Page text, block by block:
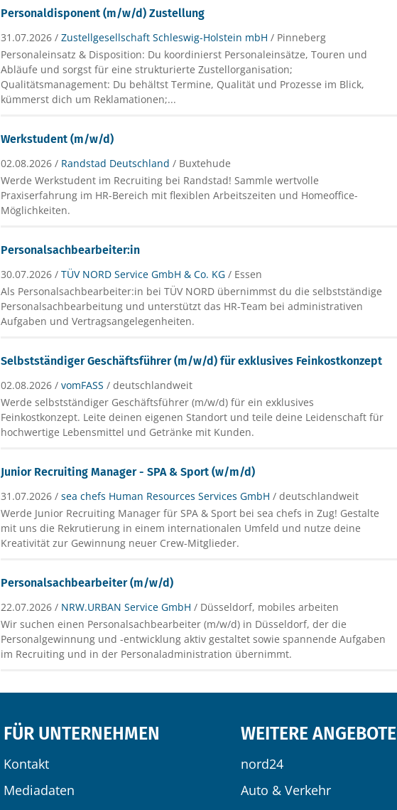
Personaldisponent (m/w/d) Zustellung
31.07.2026 /Zustellgesellschaft Schleswig-Holstein mbH / Pinneberg
Personaleinsatz & Disposition: Du koordinierst Personaleinsätze, Touren und
Abläufe und sorgst für eine strukturierte Zustellorganisation;
Qualitätsmanagement: Du behältst Termine, Qualität und Prozesse im Blick,
kümmerst dich um Reklamationen;...
Werkstudent (m/w/d)
02.08.2026 / Randstad Deutschland / Buxtehude
Werde Werkstudent im Recruiting bei Randstad! Sammle wertvolle
Praxiserfahrung im HR-Bereich mit flexiblen Arbeitszeiten und Homeoffice-
Möglichkeiten.
Personalsachbearbeiter:in
30.07.2026 /TÜV NORD Service GmbH & Co. KG / Essen
Als Personalsachbearbeiter:in bei TÜV NORD übernimmst du die selbstständige
Personalsachbearbeitung und unterstützt das HR-Team bei administrativen
Aufgaben und Vertragsangelegenheiten.
Selbstständiger Geschäftsführer (m/w/d) für exklusives Feinkostkonzept
02.08.2026 /vomFASS / deutschlandweit
Werde selbstständiger Geschäftsführer (m/w/d) für ein exklusives
Feinkostkonzept. Leite deinen eigenen Standort und teile deine Leidenschaft für
hochwertige Lebensmittel und Getränke mit Kunden.
Junior Recruiting Manager - SPA & Sport (w/m/d)
31.07.2026 /sea chefs Human Resources Services GmbH / deutschlandweit
Werde Junior Recruiting Manager für SPA & Sport bei sea chefs in Zug! Gestalte
mit uns die Rekrutierung in einem internationalen Umfeld und nutze deine
Kreativität zur Gewinnung neuer Crew-Mitglieder.
Personalsachbearbeiter (m/w/d)
22.07.2026 / NRW.URBAN Service GmbH / Düsseldorf, mobiles arbeiten
Wir suchen einen Personalsachbearbeiter (m/w/d) in Düsseldorf, der die
Personalgewinnung und -entwicklung aktiv gestaltet sowie spannende Aufgaben
im Recruiting und in der Personaladministration übernimmt.
FÜR UNTERNEHMEN
Kontakt
Mediadaten
WEITERE ANGEBOTE
nord24
Auto & Verkehr